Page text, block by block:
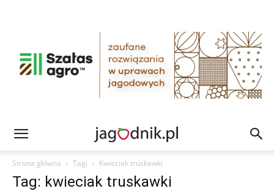
Strona główna Tagi Kwieciak truskawki
Tag: kwieciak truskawki